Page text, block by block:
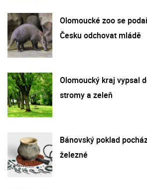
Olomoucké zoo se
Česku odchovat mládě
Olomoucký kraj vypsal
stromy a zeleň
Bánovský poklad
železné